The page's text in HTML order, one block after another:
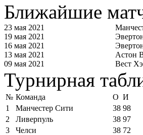
Ближайшие
23 мая 2021
19 мая 2021
16 мая 2021
13 мая 2021
Астон
09 мая 2021
Вест
Турнирная
№ Команда О И
1
Манчестер Сити 38 98
2
Ливерпуль 38 97
3
Челси 38 72